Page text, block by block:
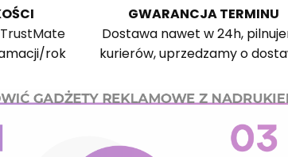
rok
GWARANCJA TERMINU
Dostawa nawet w 24h,
kurierów, uprzedzamy o